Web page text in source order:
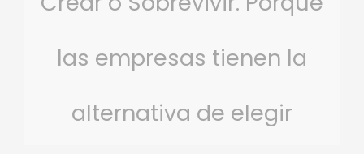
las empresas tienen la
alternativa de elegir